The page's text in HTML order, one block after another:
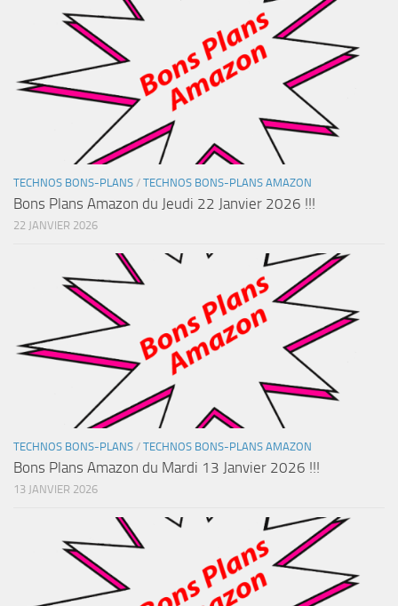
TECHNOS BONS-PLANS / TECHNOS BONS-PLANS AMAZON
Bons Plans Amazon du Jeudi 22 Janvier 2026 !!!
22 JANVIER 2026
TECHNOS BONS-PLANS / TECHNOS BONS-PLANS AMAZON
Bons Plans Amazon du Mardi 13 Janvier 2026 !!!
13 JANVIER 2026